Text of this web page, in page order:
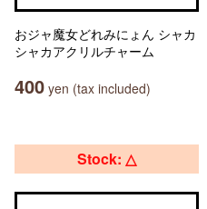
おジャ魔女どれみにょん シャカ
シャカアクリルチャーム
400 yen (tax included)
Stock: △